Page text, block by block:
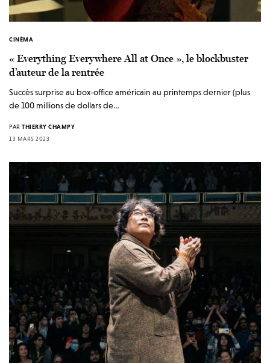
CINÉMA
« Everything Everywhere All at Once », le blockbuster
d’auteur de la rentrée
Succès surprise au box-office américain au printemps dernier (plus
de 100 millions de dollars de…
PAR THIERRY CHAMPY
13 MARS 2023